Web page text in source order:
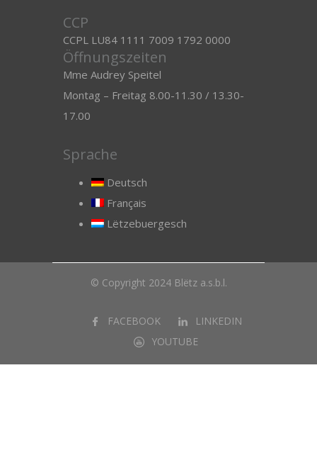
CCP
CCPL LU84 1111 7009 1792 0000
Öffnungszeiten
Mme Audrey Speitel
Montag – Freitag 8.00-11.30 / 13.30-
17.00
Sprache
Deutsch
Français
Lëtzebuergesch
© Copyright 2024 Blëtz a.s.b.l.
FACEBOOK
LINKEDIN
YOUTUBE